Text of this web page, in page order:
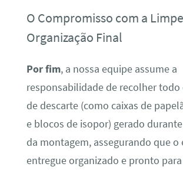
O Compromisso com a
Organização Final
Por fim, a nossa equipe assume a
responsabilidade de recolher todo
de descarte (como caixas de
e blocos de isopor) gerado
da montagem, assegurando que o
entregue organizado e pronto